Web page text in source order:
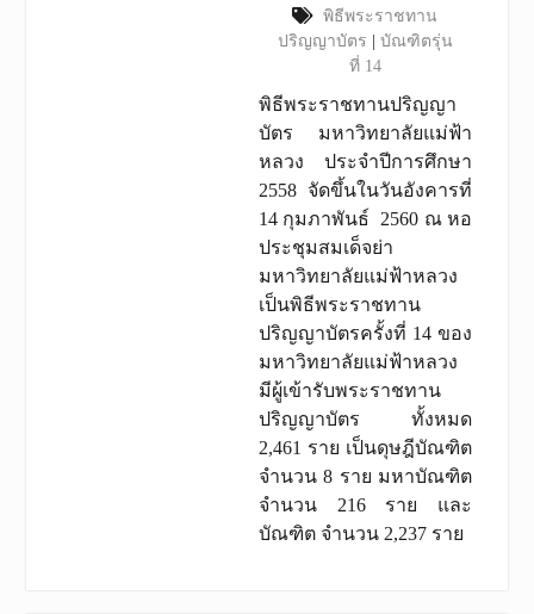
พิธีพระราชทาน
ปริญญาบัตร
บัณฑิตรุ่น
ที่ 14
พิธีพระราชทานปริญญา
บัตร มหาวิทยาลัยแม่ฟ้า
หลวง ประจำปีการศึกษา
2558 จัดขึ้นในวันอังคารที่
14 กุมภาพันธ์ 2560 ณ หอ
ประชุมสมเด็จย่า
มหาวิทยาลัยแม่ฟ้าหลวง
เป็นพิธีพระราชทาน
ปริญญาบัตรครั้งที่ 14 ของ
มหาวิทยาลัยแม่ฟ้าหลวง
มีผู้เข้ารับพระราชทาน
ปริญญาบัตร ทั้งหมด
2,461 ราย เป็นดุษฎีบัณฑิต
จำนวน 8 ราย มหาบัณฑิต
จำนวน 216 ราย และ
บัณฑิต จำนวน 2,237 ราย